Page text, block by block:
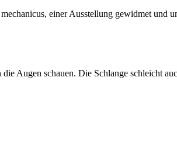
einer Ausstellung gewidmet und
Augen schauen. Die Schlange schleicht